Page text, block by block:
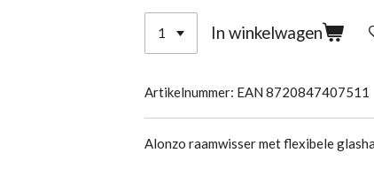
In winkelwagen
Artikelnummer: EAN 8720847407511
Alonzo raamwisser met flexibele